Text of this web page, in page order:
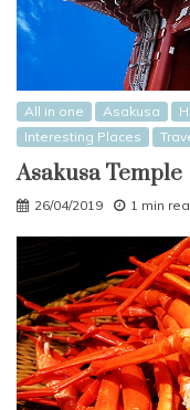
All in one Asakusa
Interesting Places
Asakusa Temple
26/04/2019 1 min